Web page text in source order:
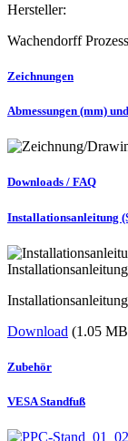
Hersteller:
Wachendorff
Zeichnungen
Abmessungen (mm)
Downloads / FAQ
Installationsanleitung
Installationsanleitung
Download (1.05
Zubehör
VESA Standfuß